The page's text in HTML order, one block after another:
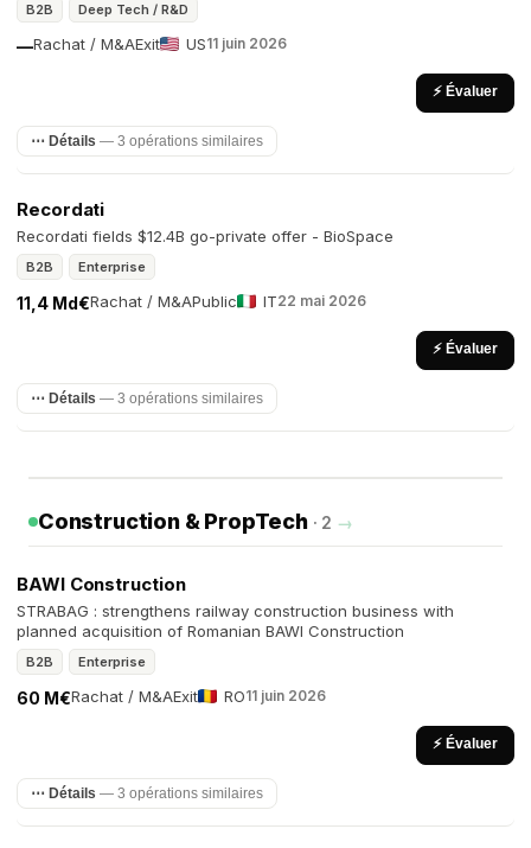
B2B Deep Tech / R&D
Rachat / M&A
— Exit US11 juin 2026
⚡ Évaluer
⋯ Détails — 3 opérations similaires
Recordati
Recordati fields $12.4B go-private offer - BioSpace
B2B Enterprise
Rachat / M&A
11,4 Md€ Public IT22 mai 2026
⚡ Évaluer
⋯ Détails — 3 opérations similaires
Construction & PropTech · 2 →
BAWI Construction
STRABAG : strengthens railway construction business with
planned acquisition of Romanian BAWI Construction
B2B Enterprise
Rachat / M&A
60 M€ Exit RO11 juin 2026
⚡ Évaluer
⋯ Détails — 3 opérations similaires